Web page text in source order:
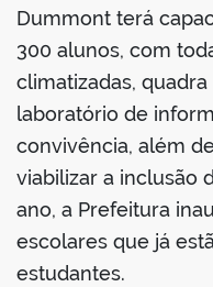
Dummont terá
300 alunos, com
climatizadas,
laboratório de
convivência, além
viabilizar a inclusão
ano, a Prefeitura
escolares que já
estudantes.